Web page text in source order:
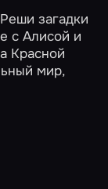
загадки
с Алисой и
Красной
мир,